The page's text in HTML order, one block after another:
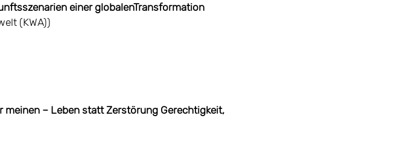
einer globalenTransformation
(KWA))
meinen – Leben statt Zerstörung Gerechtigkeit,